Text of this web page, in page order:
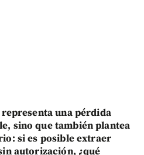
una pérdida
sino que también plantea
si es posible extraer
autorización, ¿qué